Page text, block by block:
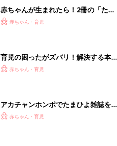
赤ちゃんが生まれたら！2冊の「たま
ひよ」
赤ちゃん・育児
育児の困ったがズバリ！解決する本
『ひよこクラブ 夏号』 4カ月～2才
赤ちゃん・育児
アカチャンホンポでたまひよ雑誌を買
うとポイント10倍【期間限定】
赤ちゃん・育児